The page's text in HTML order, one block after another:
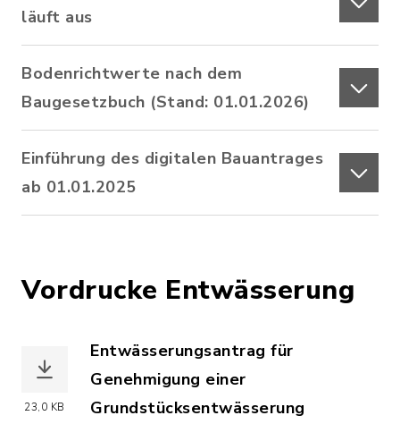
läuft aus
Bodenrichtwerte nach dem
Baugesetzbuch (Stand: 01.01.2026)
Einführung des digitalen Bauantrages
ab 01.01.2025
Vordrucke Entwässerung
23,0 KB
Entwässerungsantrag für
Genehmigung einer
Grundstücksentwässerung